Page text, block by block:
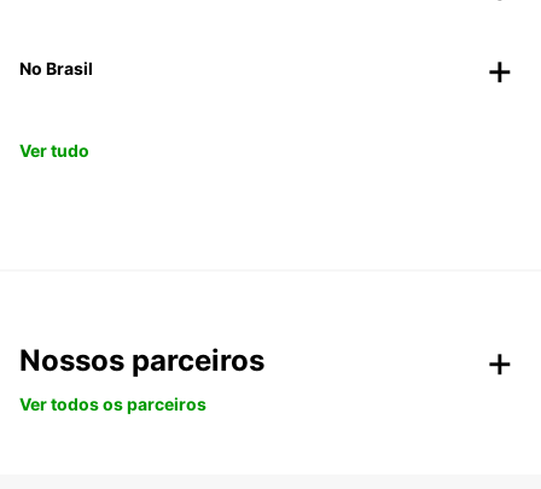
No Brasil
Ver tudo
Nossos parceiros
Ver todos os parceiros